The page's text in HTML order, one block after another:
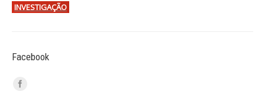
INVESTIGAÇÃO
Facebook